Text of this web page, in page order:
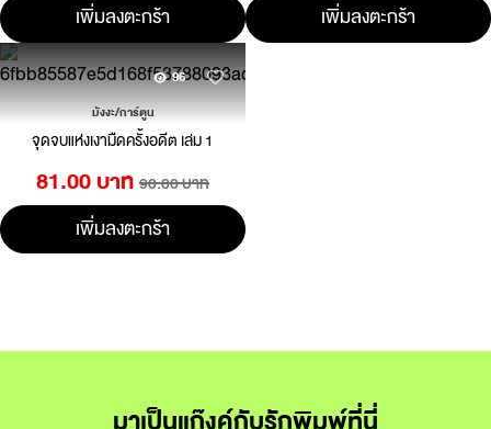
เพิ่มลงตะกร้า เพิ่มลงตะกร้า
96
มังงะ/การ์ตูน
จุดจบแห่งเงามืดครั้งอดีต เล่ม 1
81.00 บาท 90.00 บาท
เพิ่มลงตะกร้า